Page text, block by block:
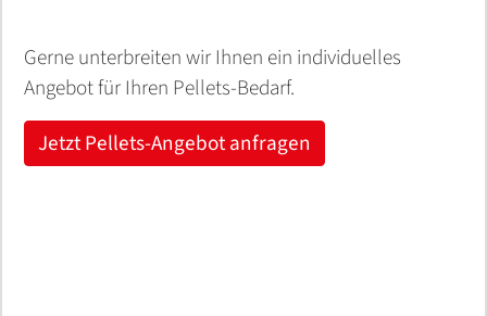
Gerne unterbreiten wir Ihnen ein individuelles
Angebot für Ihren Pellets-Bedarf.
Jetzt Pellets-Angebot anfragen